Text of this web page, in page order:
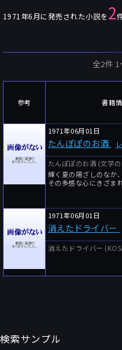
フォーマット
単
読者数
年代
年代と月の範囲
先月
～
1971年6月に発売された小説を2
全2件
参考 書籍
1971年06月01日
たんぽぽのお酒
たんぽぽのお酒 (文学
輝く夏の陽ざしのなか
その多感な心にきざま
1971年06月01日
消えたドライバー
消えたドライバー
検索サンプル